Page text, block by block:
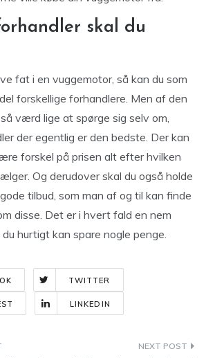
skal du
fat i en vuggemotor, så kan du som
forskellige forhandlere. Men af den
værd lige at spørge sig selv om,
der egentlig er den bedste. Der kan
forskel på prisen alt efter hvilken
Og derudover skal du også holde
tilbud, som man af og til kan finde
disse. Det er i hvert fald en nem
hurtigt kan spare nogle penge.
TWITTER
LINKEDIN